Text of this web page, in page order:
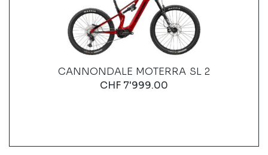
CANNONDALE MOTERRA SL 2
CHF 7'999.00